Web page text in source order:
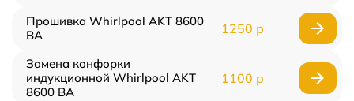
Прошивка Whirlpool AKT 8600
BA
1250 р
Замена конфорки
индукционной Whirlpool AKT
8600 BA
1100 р